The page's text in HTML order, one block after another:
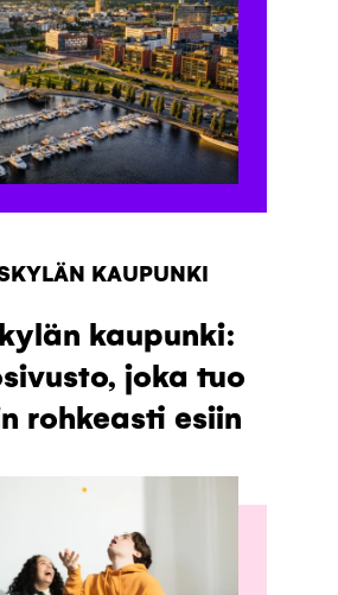
KAUPUNKI
kaupunki:
joka tuo
rohkeasti esiin